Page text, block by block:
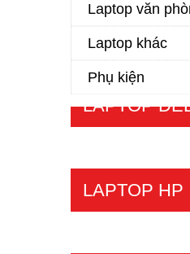
Laptop văn
Laptop khác
Phụ kiện
MACBOOK
LAPTOP
LAPTOP HP